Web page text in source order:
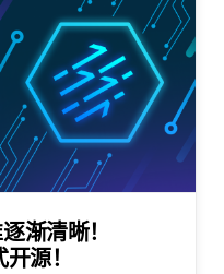
渐清晰！
源！